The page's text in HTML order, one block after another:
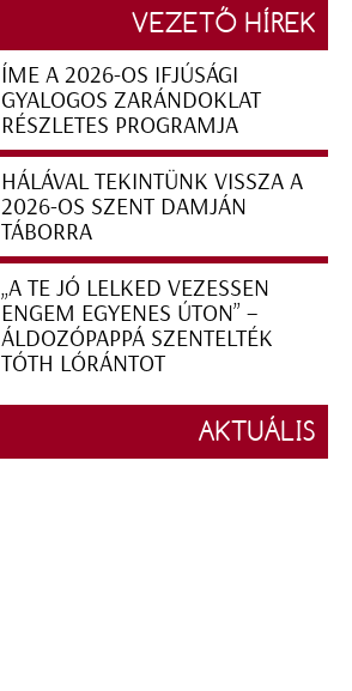
VEZETŐ HÍREK
ÍME A 2026-OS IFJÚSÁGI
GYALOGOS ZARÁNDOKLAT
RÉSZLETES PROGRAMJA
HÁLÁVAL TEKINTÜNK VISSZA A
2026-OS SZENT DAMJÁN
TÁBORRA
„A TE JÓ LELKED VEZESSEN
ENGEM EGYENES ÚTON” –
ÁLDOZÓPAPPÁ SZENTELTÉK
TÓTH LÓRÁNTOT
AKTUÁLIS